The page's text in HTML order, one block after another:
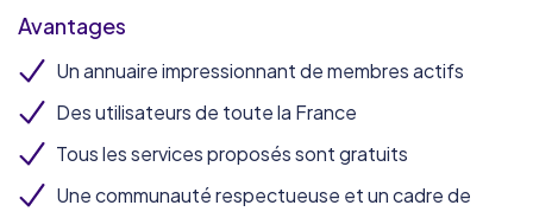
Avantages
Un annuaire impressionnant de membres actifs
Des utilisateurs de toute la France
Tous les services proposés sont gratuits
Une communauté respectueuse et un cadre de